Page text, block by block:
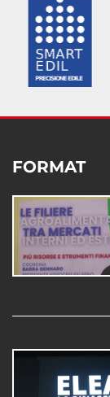
FORMAT